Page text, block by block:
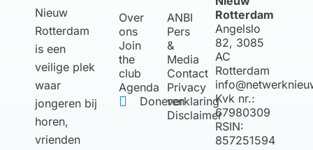
Nieuw
Rotterdam
is een
veilige plek
waar
jongeren bij
horen,
vrienden
Over
ons
Join
the
club
Agenda
Doneren
ANBI
Pers
&
Media
Contact
Privacy
verklaring
Disclaimer
Rotterdam
Angelslo
82, 3085
AC
Rotterdam
Kvk nr.:
67980309
RSIN:
857251594
Submit Review
Thanks for your review!
We are processing it and it will appear on the store
soon.